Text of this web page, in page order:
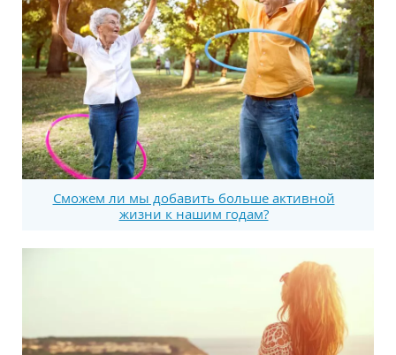
Сможем ли мы добавить больше активной
жизни к нашим годам?